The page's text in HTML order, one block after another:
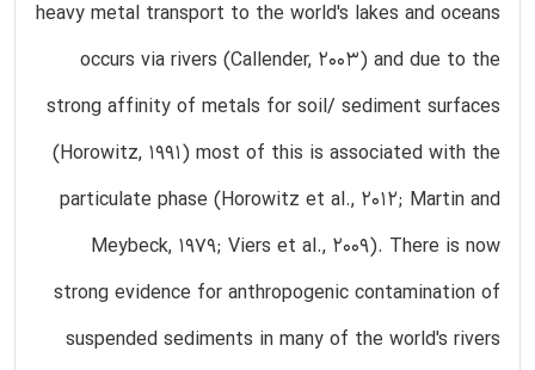
heavy metal transport to the world's lakes and oceans
occurs via rivers (Callender, 2003) and due to the
strong affinity of metals for soil/ sediment surfaces
(Horowitz, 1991) most of this is associated with the
particulate phase (Horowitz et al., 2012; Martin and
Meybeck, 1979; Viers et al., 2009). There is now
strong evidence for anthropogenic contamination of
suspended sediments in many of the world's rivers